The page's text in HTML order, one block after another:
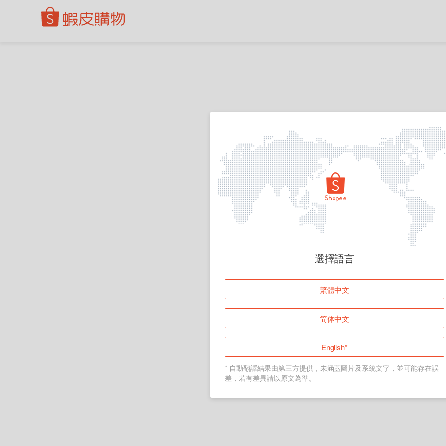
頁面無法顯示
登入
返回首頁
選擇語言
繁體中文
简体中文
English*
* 自動翻譯結果由第三方提供，未涵蓋圖片及系統文字，並可能存在誤
差，若有差異請以原文為準。